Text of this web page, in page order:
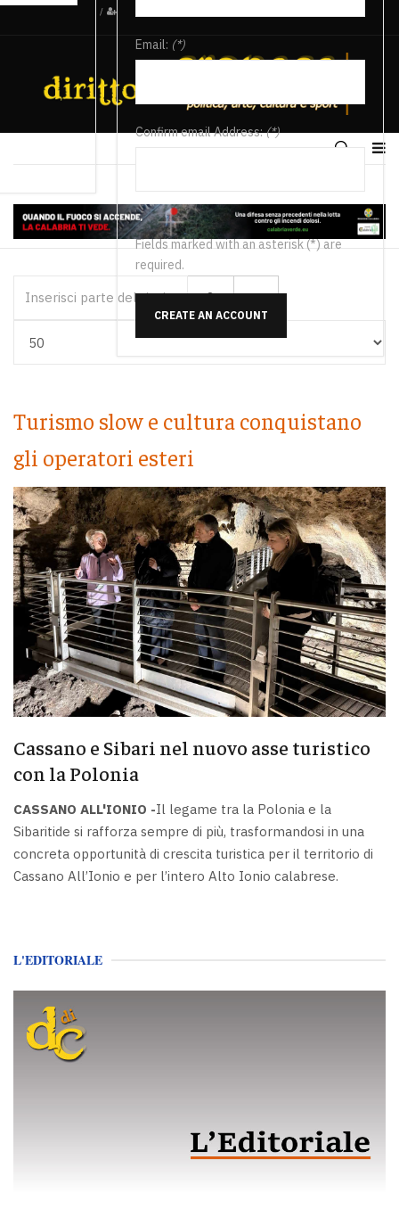
/
Email: (*)
Confirm email Address:(*)
Fields marked with an asterisk (*) are
required.
CREATE AN ACCOUNT
Turismo slow e cultura conquistano
gli operatori esteri
Cassano e Sibari nel nuovo asse turistico
con la Polonia
CASSANO ALL'IONIO -Il legame tra la Polonia e la
Sibaritide si rafforza sempre di più, trasformandosi in una
concreta opportunità di crescita turistica per il territorio di
Cassano All’Ionio e per l’intero Alto Ionio calabrese.
L'EDITORIALE